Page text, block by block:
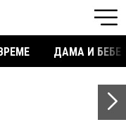
ДАМА И БЕБЕ